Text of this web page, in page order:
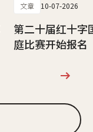
文章 10-07-2026
第二十届红十字
庭比赛开始报名